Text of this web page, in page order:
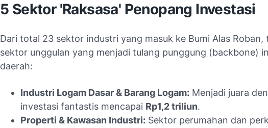
5 Sektor 'Raksasa' Penopang Investasi
Dari total 23 sektor industri yang masuk ke Bumi Alas Roban,
sektor unggulan yang menjadi tulang punggung (backbone)
daerah:
Industri Logam Dasar & Barang Logam: Menjadi juara
investasi fantastis mencapai Rp1,2 triliun.
Properti & Kawasan Industri: Sektor perumahan dan